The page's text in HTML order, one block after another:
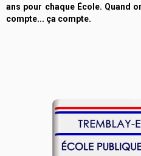
ans pour chaque École. Quand
compte... ça compte.